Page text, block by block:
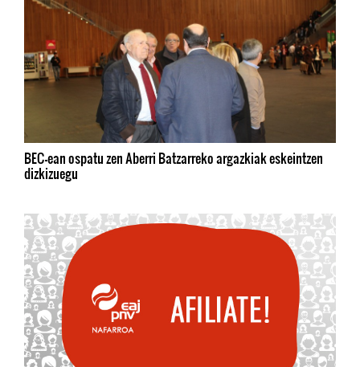
BEC-ean ospatu zen Aberri Batzarreko argazkiak eskeintzen
dizkizuegu